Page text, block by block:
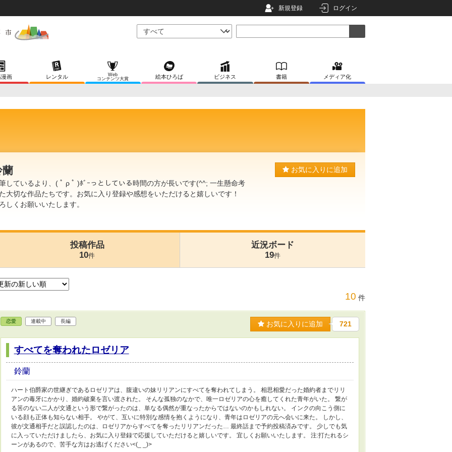
新規登録 ログイン
画 レンタル
Web
コンテンツ大賞
絵本ひろば ビジネス 書籍 メディア化
蘭
しているより、( ﾟ ρ ﾟ )ﾎﾞｰっとしている時間の方が長いです(^^; 一生懸命考
大切な作品たちです。お気に入り登録や感想をいただけると嬉しいです！
しくお願いいたします。
お気に入りに追加
投稿作品
10件
近況ボード
19件
10 件
恋愛 連載中 長編 お気に入りに追加 721
すべてを奪われたロゼリア
鈴蘭
ハート伯爵家の世継ぎであるロゼリアは、腹違いの妹リリアンにすべてを奪われてしまう。 相思相愛だった婚約者までリリ
アンの毒牙にかかり、婚約破棄を言い渡された。 そんな孤独のなかで、唯一ロゼリアの心を癒してくれた青年がいた。 繋が
る筈のない二人が文通という形で繋がったのは、単なる偶然が重なったからではないのかもしれない。 インクの向こう側に
いる顔も正体も知らない相手。 やがて、互いに特別な感情を抱くようになり、青年はロゼリアの元へ会いに来た。 しかし、
彼が文通相手だと誤認したのは、ロゼリアからすべてを奪ったリリアンだった… 最終話まで予約投稿済みです。 少しでも気
に入っていただけましたら、お気に入り登録で応援していただけると嬉しいです。 宜しくお願いいたします。 注:打たれるシ
ーンがあるので、苦手な方はお逃げください<(_ _)>